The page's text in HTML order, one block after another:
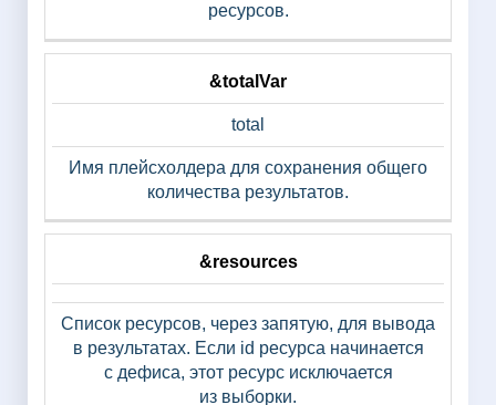
ресурсов.
&totalVar
total
Имя плейсхолдера для сохранения общего
количества результатов.
&resources
Список ресурсов, через запятую, для вывода
в результатах. Если id ресурса начинается
с дефиса, этот ресурс исключается
из выборки.